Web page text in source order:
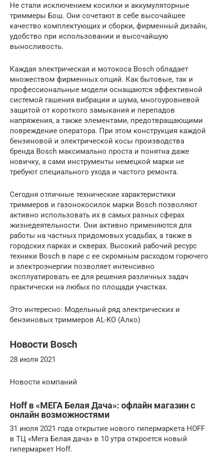
Не стали исключением косилки и аккумуляторные
триммеры Бош. Они сочетают в себе высочайшее
качество комплектующих и сборки, фирменный дизайн,
удобство при использовании и высочайшую
выносливость.
Каждая электрическая и мотокоса Bosch обладает
множеством фирменных опций. Как бытовые, так и
профессиональные модели оснащаются эффективной
системой гашения вибрации и шума, многоуровневой
защитой от короткого замыкания и перепадов
напряжения, а также элементами, предотвращающими
повреждение оператора. При этом конструкция каждой
бензиновой и электрической косы производства
бренда Bosch максимально проста и понятна даже
новичку, а сами инструменты немецкой марки не
требуют специального ухода и частого ремонта.
Сегодня отличные технические характеристики
триммеров и газонокосилок марки Bosch позволяют
активно использовать их в самых разных сферах
жизнедеятельности. Они активно применяются для
работы на частных придомовых усадьбах, а также в
городских парках и скверах. Высокий рабочий ресурс
техники Bosch в паре с ее скромным расходом горючего
и электроэнергии позволяет интенсивно
эксплуатировать ее для решения различных задач
практически на любых по площади участках.
Это интересно: Модельный ряд электрических и
бензиновых триммеров AL-KO (Алко)
Новости Bosch
28 июля 2021
Новости компаний
Hoff в «МЕГА Белая Дача»: офлайн магазин с
онлайн возможностями
31 июля 2021 года открытие нового гипермаркета HOFF
в ТЦ «Мега Белая дача» в 10 утра откроется новый
гипермаркет Hoff.